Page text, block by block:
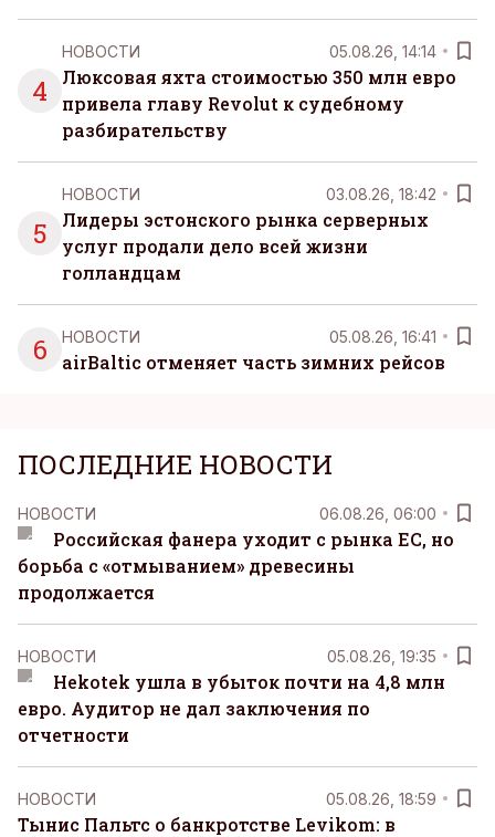
4
НОВОСТИ 05.08.26, 14:14
Люксовая яхта стоимостью 350 млн евро
привела главу Revolut к судебному
разбирательству
5
НОВОСТИ 03.08.26, 18:42
Лидеры эстонского рынка серверных
услуг продали дело всей жизни
голландцам
6 НОВОСТИ 05.08.26, 16:41
airBaltic отменяет часть зимних рейсов
ПОСЛЕДНИЕ НОВОСТИ
НОВОСТИ 06.08.26, 06:00
Российская фанера уходит с рынка ЕС, но
борьба с «отмыванием» древесины
продолжается
НОВОСТИ 05.08.26, 19:35
Hekotek ушла в убыток почти на 4,8 млн
евро. Аудитор не дал заключения по
отчетности
НОВОСТИ 05.08.26, 18:59
Тынис Пальтс о банкротстве Levikom: в